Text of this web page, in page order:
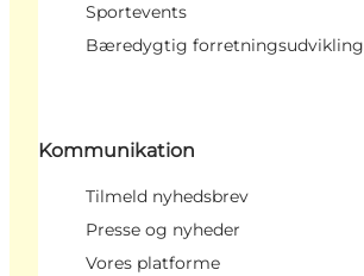
Sportevents
Bæredygtig forretningsudvikling
Kommunikation
Tilmeld nyhedsbrev
Presse og nyheder
Vores platforme